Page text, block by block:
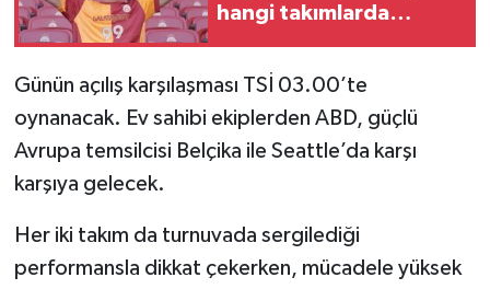
hangi takımlarda
Günün açılış karşılaşması TSİ 03.00’te
oynanacak. Ev sahibi ekiplerden ABD, güçlü
Avrupa temsilcisi Belçika ile Seattle’da karşı
karşıya gelecek.
Her iki takım da turnuvada sergilediği
performansla dikkat çekerken, mücadele yüksek